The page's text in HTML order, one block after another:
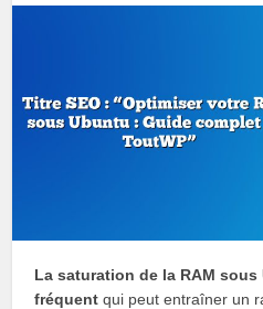
La saturation de la RAM
fréquent qui peut entraîner un